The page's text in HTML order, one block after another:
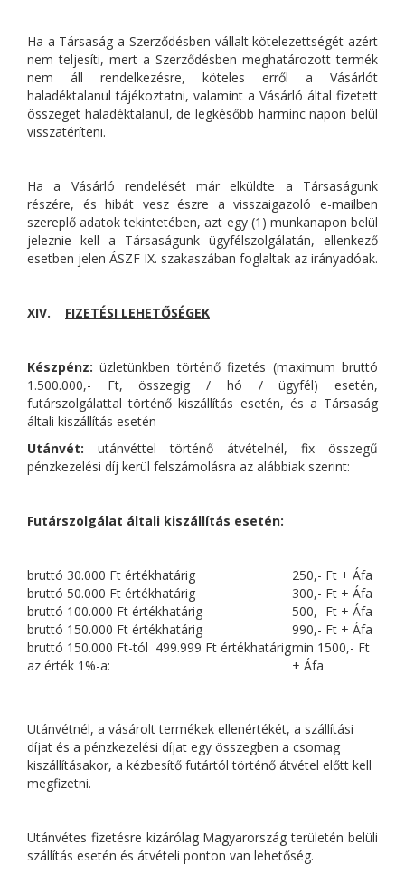
Ha a Társaság a Szerződésben vállalt kötelezettségét azért
nem teljesíti, mert a Szerződésben meghatározott termék
nem áll rendelkezésre, köteles erről a Vásárlót
haladéktalanul tájékoztatni, valamint a Vásárló által fizetett
összeget haladéktalanul, de legkésőbb harminc napon belül
visszatéríteni.
Ha a Vásárló rendelését már elküldte a Társaságunk
részére, és hibát vesz észre a visszaigazoló e-mailben
szereplő adatok tekintetében, azt egy (1) munkanapon belül
jeleznie kell a Társaságunk ügyfélszolgálatán, ellenkező
esetben jelen ÁSZF IX. szakaszában foglaltak az irányadóak.
XIV. FIZETÉSI LEHETŐSÉGEK
Készpénz:üzletünkben történő fizetés (maximum bruttó
1.500.000,- Ft, összegig / hó / ügyfél) esetén,
futárszolgálattal történő kiszállítás esetén, és a Társaság
általi kiszállítás esetén
Utánvét: utánvéttel történő átvételnél, fix összegű
pénzkezelési díj kerül felszámolásra az alábbiak szerint:
Futárszolgálat általi kiszállítás esetén:
bruttó 30.000 Ft értékhatárig
250,- Ft + Áfa
bruttó 50.000 Ft értékhatárig
300,- Ft + Áfa
bruttó 100.000 Ft értékhatárig
500,- Ft + Áfa
bruttó 150.000 Ft értékhatárig
990,- Ft + Áfa
bruttó 150.000 Ft-tól 499.999 Ft értékhatárig
az érték 1%-a:
min 1500,- Ft
+ Áfa
Utánvétnél, a vásárolt termékek ellenértékét, a szállítási
díjat és a pénzkezelési díjat egy összegben a csomag
kiszállításakor, a kézbesítő futártól történő átvétel előtt kell
megfizetni.
Utánvétes fizetésre kizárólag Magyarország területén belüli
szállítás esetén és átvételi ponton van lehetőség.